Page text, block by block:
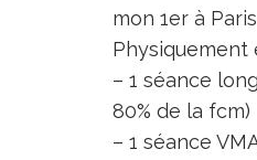
mon 1er à
Physiquement
– 1 séance
80% de la fcm)
– 1 séance